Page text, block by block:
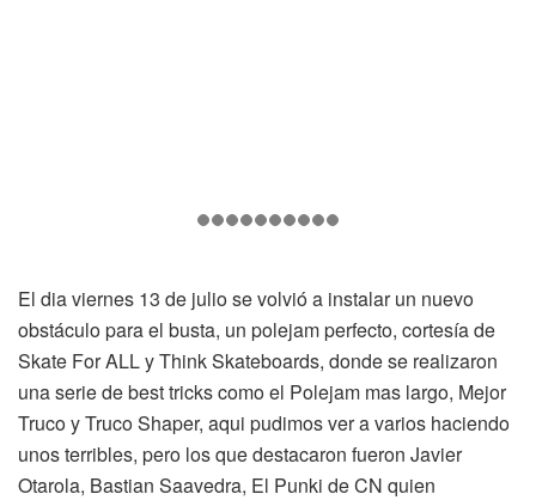
El dia viernes 13 de julio se volvió a instalar un nuevo
obstáculo para el busta, un polejam perfecto, cortesía de
Skate For ALL y Think Skateboards, donde se realizaron
una serie de best tricks como el Polejam mas largo, Mejor
Truco y Truco Shaper, aqui pudimos ver a varios haciendo
unos terribles, pero los que destacaron fueron Javier
Otarola, Bastian Saavedra, El Punki de CN quien